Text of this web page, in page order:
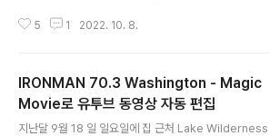
이젤과 그림 그리는 도구들을 놓 고 방문객들이 자유롭게
른 재미가 있었다. 이런 이벤트가 있으면 빠지지 않고 해 봐
야지... :) https://youtu.be/h9oyHnX6t68
5 1 2022. 10. 8.
IRONMAN 70.3 Washington - Magic
Movie로 유투브 동영상 자동 편집
지난달 9월 18 일 일요일에 집 근처 Lake Wilderness